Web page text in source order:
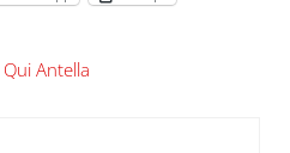
Qui Antella